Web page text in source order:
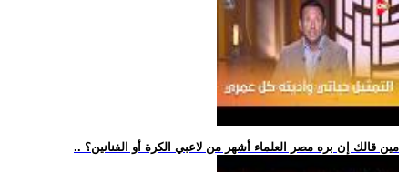
.. مين قالك إن بره مصر العلماء أشهر من لاعبي الكرة أو الفنانين؟